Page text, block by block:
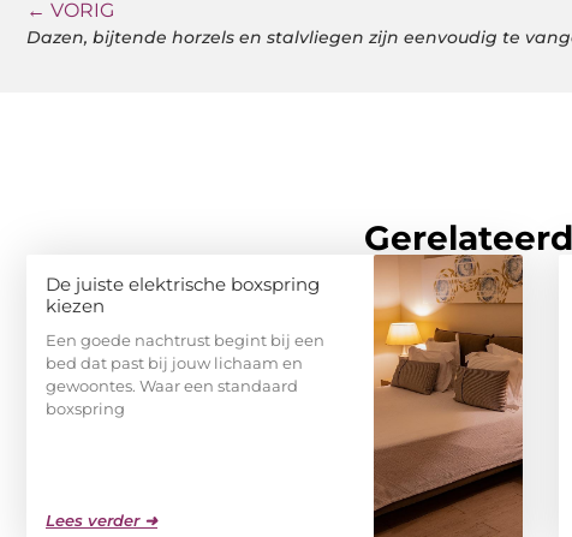
← VORIG
Dazen, bijtende horzels en stalvliegen zijn eenvoudig te
De juiste elektrische boxspring
kiezen
Een goede nachtrust begint bij een
bed dat past bij jouw lichaam en
gewoontes. Waar een standaard
boxspring
Lees verder ➜